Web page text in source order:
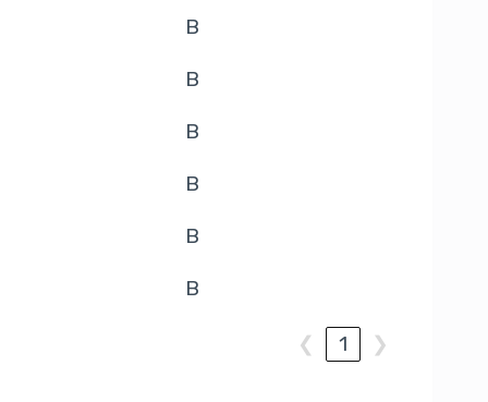
B
B
B
B
B
B
❮ 1 ❯